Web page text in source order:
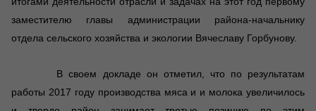
заместителю главы администрации района-начальнику
отдела сельского хозяйства и экологии Вячеславу Горбунову.
В своем докладе он отметил, что по результатам
работы 2017 году производства мяса и и молока увеличилось